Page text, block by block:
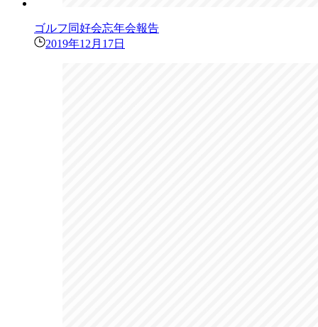
ゴルフ同好会忘年会報告
2019年12月17日